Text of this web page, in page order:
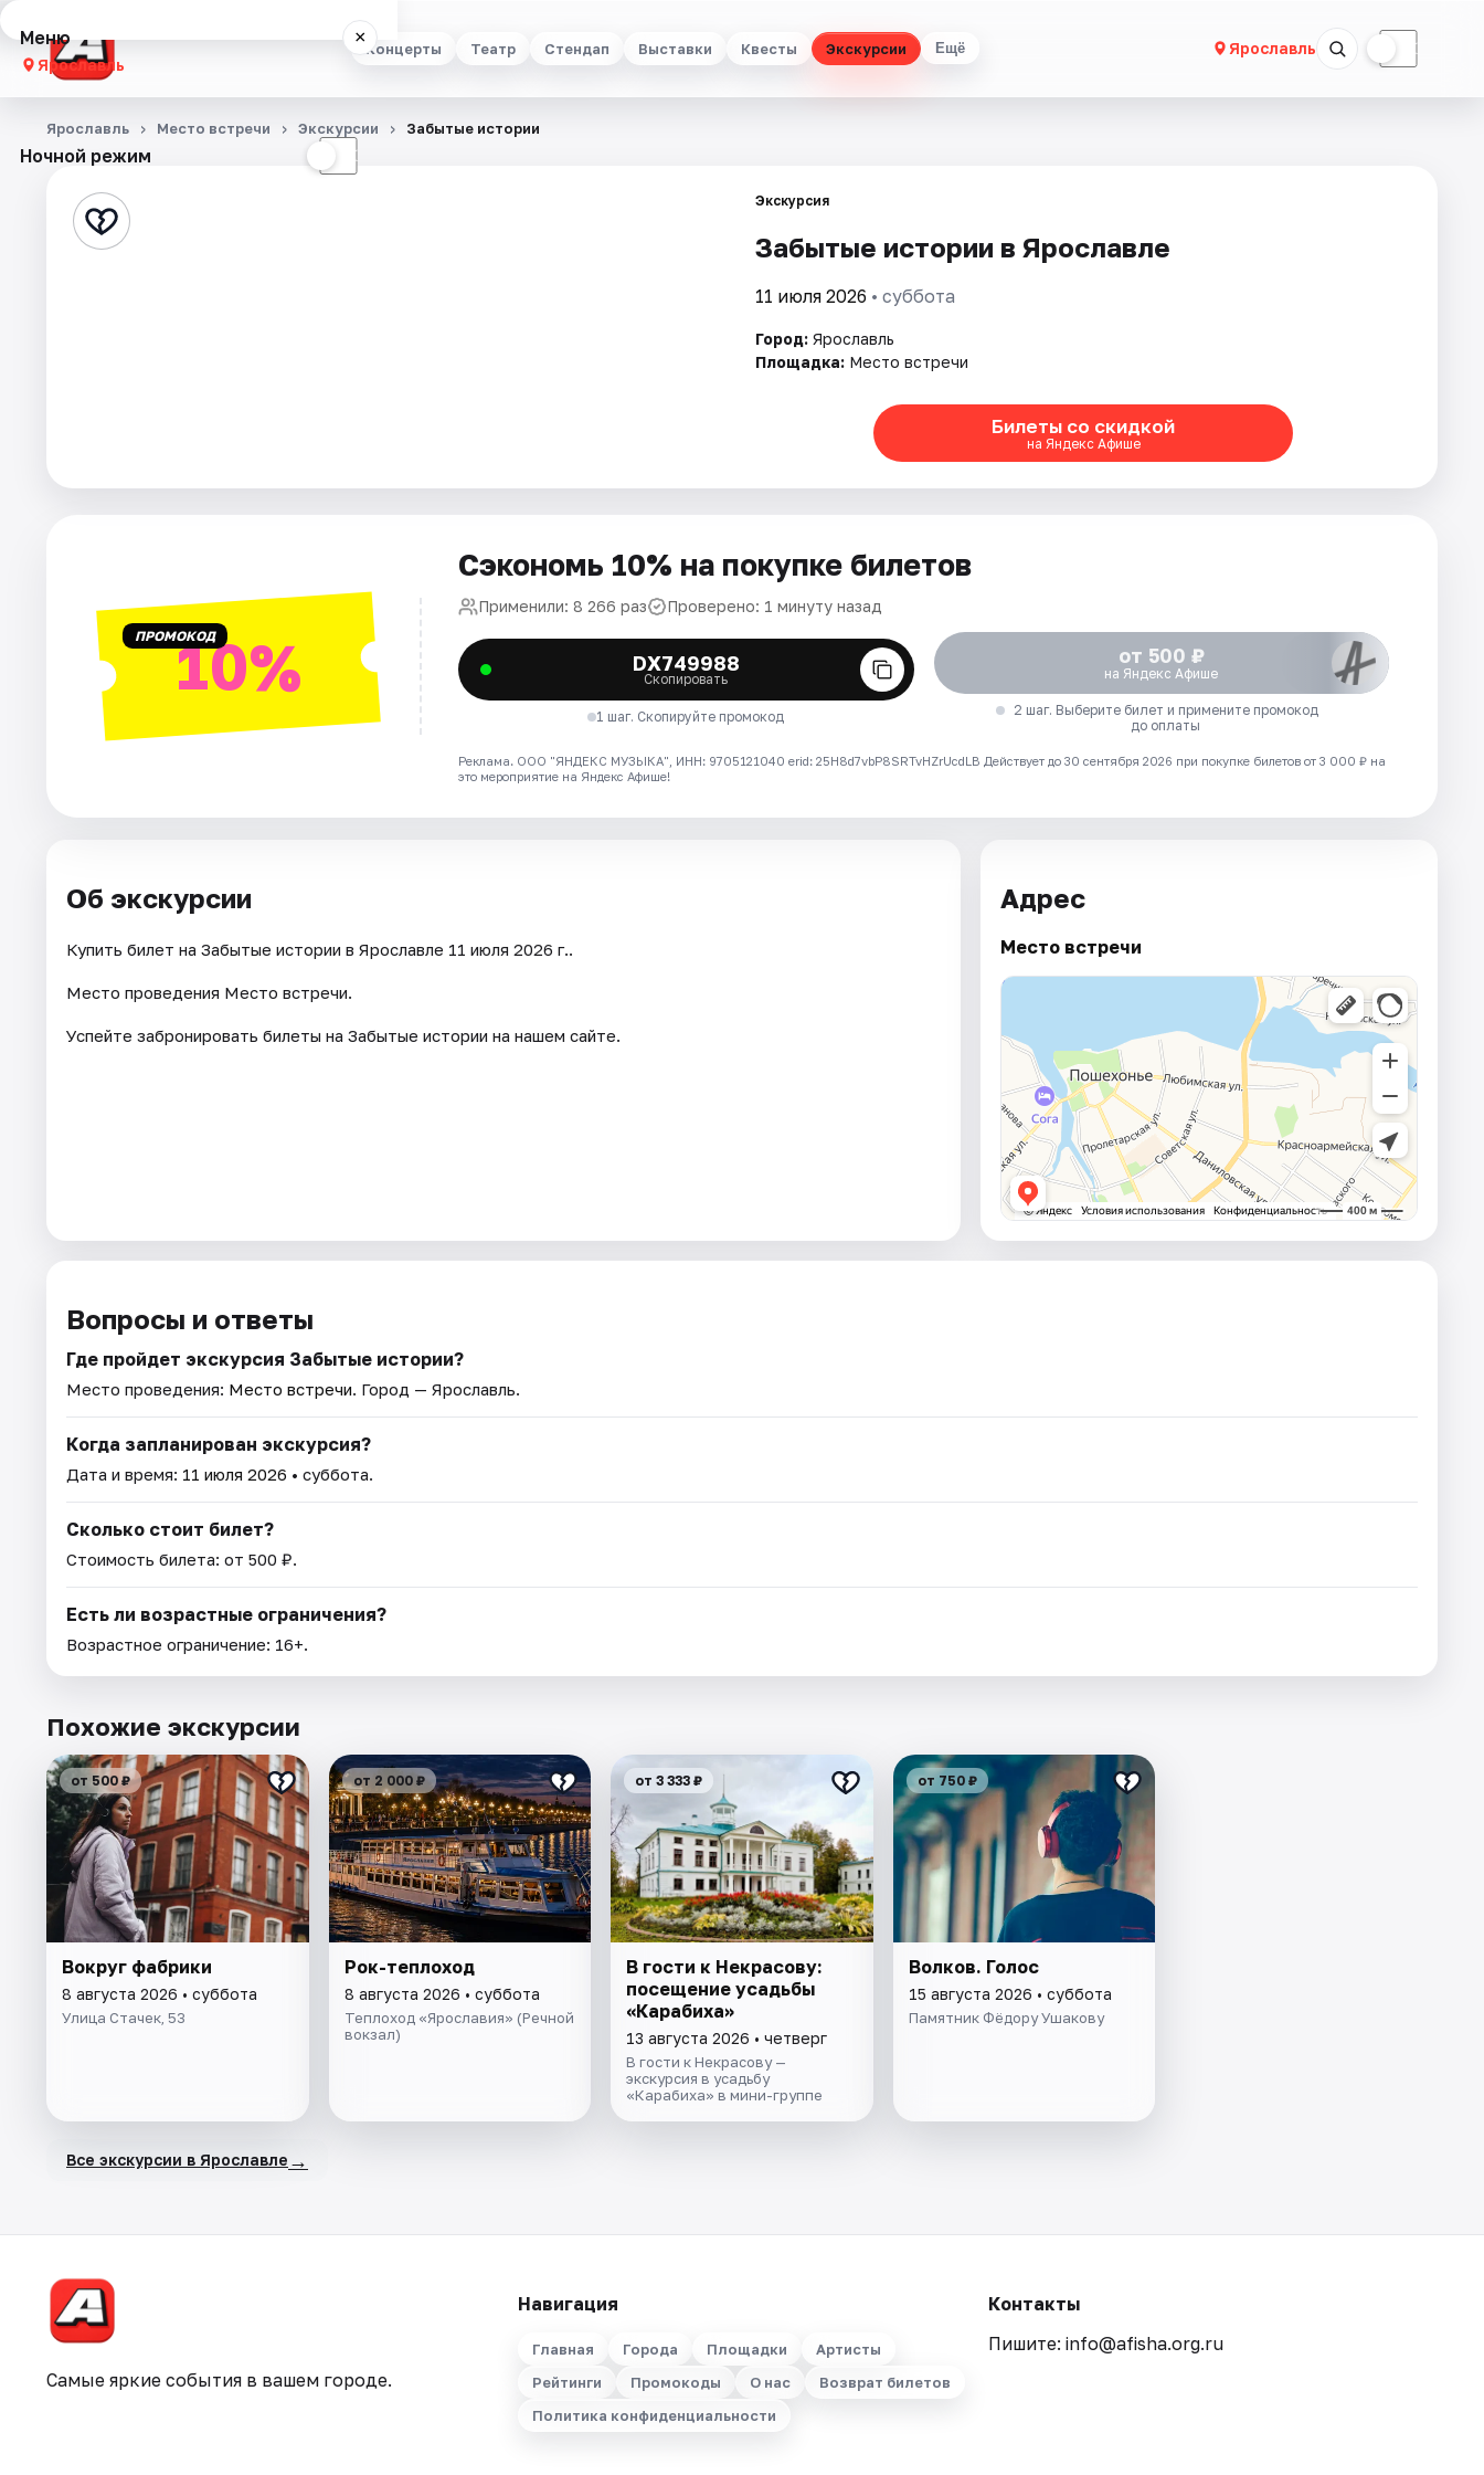
Концерты Театр Стендап Выставки Квесты Экскурсии Ещё Ярославль ☾
Меню ×
Ярославль
Концерты
Стендап
Артисты
Рейтинги
Ночной режим ☾
Ярославль Место встречи Экскурсии Забытые истории
Экскурсия
Забытые истории в Ярославле
11 июля 2026 • суббота
Город: Ярославль
Площадка: Место встречи
Билеты со скидкой
на Яндекс Афише
ПРОМОКОД10%
Сэкономь 10% на покупке билетов
Применили: 8 266 раз Проверено: 1 минуту назад
DX749988
Скопировать
1 шаг. Скопируйте промокод
от 500 ₽
на Яндекс Афише
2 шаг. Выберите билет и примените промокод
до оплаты
Реклама. ООО "ЯНДЕКС МУЗЫКА", ИНН: 9705121040 erid: 25H8d7vbP8SRTvHZrUcdLB Действует до 30 сентября 2026 при покупке билетов от 3 000 ₽ на
это мероприятие на Яндекс Афише!
Об экскурсии
Купить билет на Забытые истории в Ярославле 11 июля 2026 г..
Место проведения Место встречи.
Успейте забронировать билеты на Забытые истории на нашем сайте.
Адрес
Место встречи
Вопросы и ответы
Где пройдет экскурсия Забытые истории?
Место проведения: Место встречи. Город — Ярославль.
Когда запланирован экскурсия?
Дата и время: 11 июля 2026 • суббота.
Сколько стоит билет?
Стоимость билета: от 500 ₽.
Есть ли возрастные ограничения?
Возрастное ограничение: 16+.
Похожие экскурсии
от 500 ₽
Вокруг фабрики
8 августа 2026 • суббота
Улица Стачек, 53
от 2 000 ₽
Рок-теплоход
8 августа 2026 • суббота
Теплоход «Ярославия» (Речной
вокзал)
от 3 333 ₽
В гости к Некрасову:
посещение усадьбы
«Карабиха»
13 августа 2026 • четверг
В гости к Некрасову —
экскурсия в усадьбу
«Карабиха» в мини-группе
от 750 ₽
Волков. Голос
15 августа 2026 • суббота
Памятник Фёдору Ушакову
Все экскурсии в Ярославле →
Самые яркие события в вашем городе.
Навигация
Главная Города Площадки
Артисты
Рейтинги
Промокоды О нас
Возврат билетов
Политика конфиденциальности
Контакты
Пишите: info@afisha.org.ru